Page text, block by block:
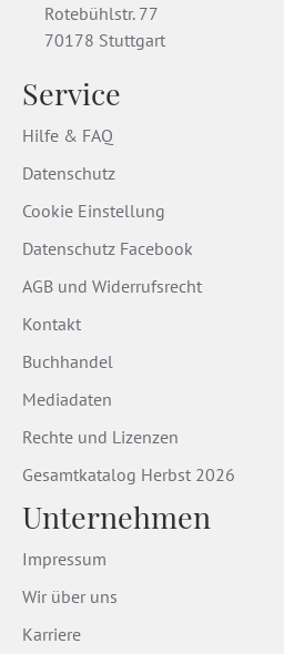
Rotebühlstr. 77
70178 Stuttgart
Service
Hilfe & FAQ
Datenschutz
Cookie Einstellung
Datenschutz Facebook
AGB und Widerrufsrecht
Kontakt
Buchhandel
Mediadaten
Rechte und Lizenzen
Gesamtkatalog Herbst 2026
Unternehmen
Impressum
Wir über uns
Karriere